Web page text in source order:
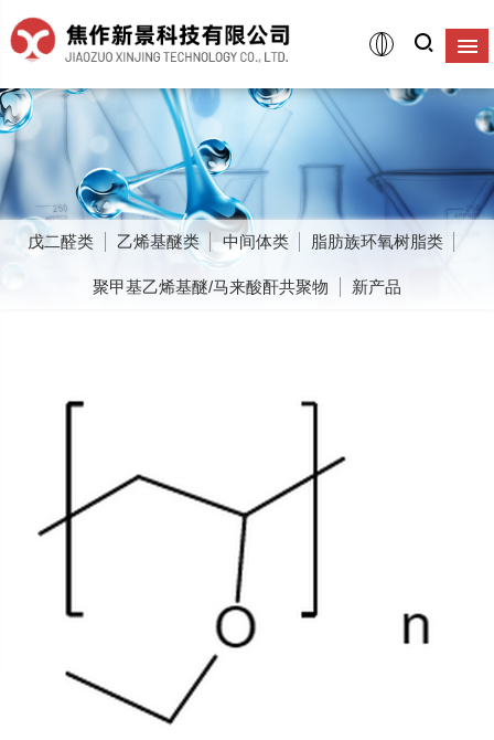
戊二醛类 乙烯基醚类 中间体类 脂肪族环氧树脂类
聚甲基乙烯基醚/马来酸酐共聚物 新产品